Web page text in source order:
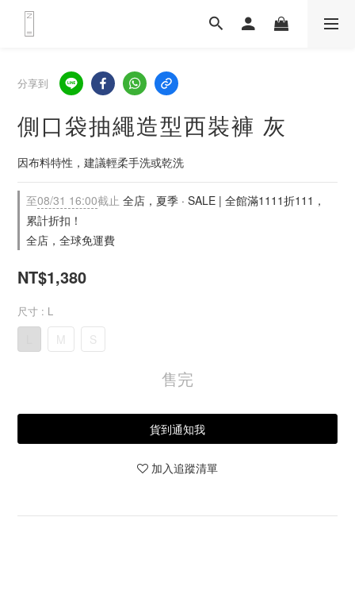
分享到
側口袋抽繩造型西裝褲 灰
因布料特性，建議輕柔手洗或乾洗
至08/31 16:00截止 全店，夏季 · SALE | 全館滿1111折111，
累計折扣！
全店，全球免運費
NT$1,380
尺寸 : L
M S
售完
貨到通知我
加入追蹤清單